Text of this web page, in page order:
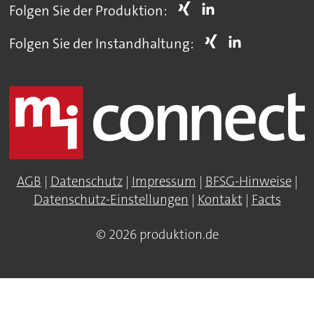
Folgen Sie der Produktion:
Folgen Sie der Instandhaltung:
AGB | Datenschutz| Impressum | BFSG-Hinweise|
Datenschutz-Einstellungen | Kontakt| Facts
© 2026 produktion.de